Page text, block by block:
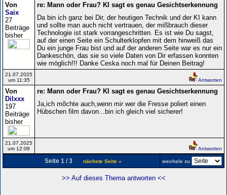
Von
Saix
27
Beiträge
bisher
re: Mann oder Frau? KI sagt es genau Gesichtserkennung
Da bin ich ganz bei Dir, der heutigen Technik und der KI kann
und sollte man auch nicht vertrauen, der mißbrauch dieser
Technologie ist stark vorrangeschritten. Es ist wie Du sagst,
auf der einen Seite ein Schulterklopfen mit dem hinweiß das
Du ein junge Frau bist und auf der anderen Seite war es nur ein
Dankeschön, das sie so viele Daten von Dir erfassen konnten
wie möglich!!! Danke Ceska noch mal für Deinen Beitrag!
21.07.2025
um 11:35
Antworten
Von
Dilxxx
197
Beiträge
bisher
re: Mann oder Frau? KI sagt es genau Gesichtserkennung
Ja,ich mõchte auch,wenn mir wer die Fresse poliert einen
Hùbschen film davon...bin ich gleich viel sicherer!
21.07.2025
um 12:08
Antworten
Seite 1 / 3 nächste Seite » wechsle zu
>> Auf dieses Thema antworten <<